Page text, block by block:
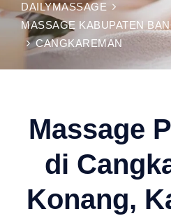
DAILYMASSAGE
MASSAGE KABUPATEN
CANGKAREMAN
Massage
di
Konang,